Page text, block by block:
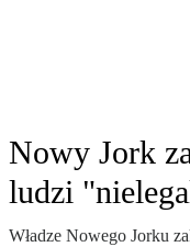
Nowy Jork
ludzi
Władze Nowego Jorku